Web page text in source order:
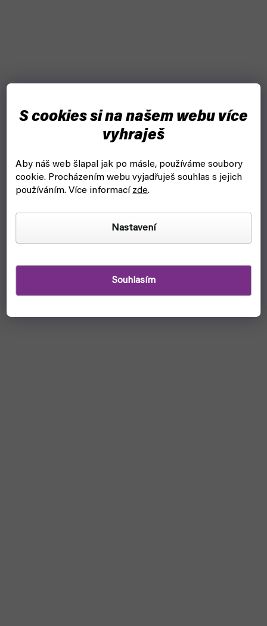
S cookies si na našem webu více
vyhraješ
Aby náš web šlapal jak po másle, používáme soubory
cookie. Procházením webu vyjadřuješ souhlas s jejich
používáním. Více informací zde.
Nastavení
Souhlasím